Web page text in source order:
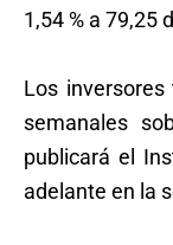
1,54 % a 79,25
Los
semanales
publicará el
adelante en la